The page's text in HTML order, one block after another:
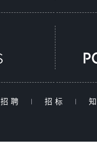
招聘 | 招标 |